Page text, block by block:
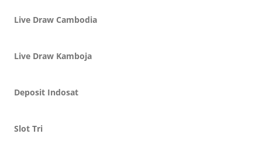
Live Draw Cambodia
Live Draw Kamboja
Deposit Indosat
Slot Tri